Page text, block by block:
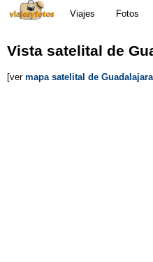
Viajes Fotos
Vista satelital de
[ver mapa satelital de Guadalajara